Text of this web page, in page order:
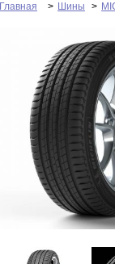
Главная > Шины >